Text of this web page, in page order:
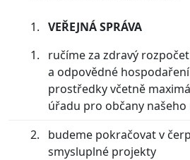
VEŘEJNÁ SPRÁVA
ručíme za zdravý
a odpovědné
prostředky včetně
úřadu pro občany našeho
budeme pokračovat v
smysluplné projekty